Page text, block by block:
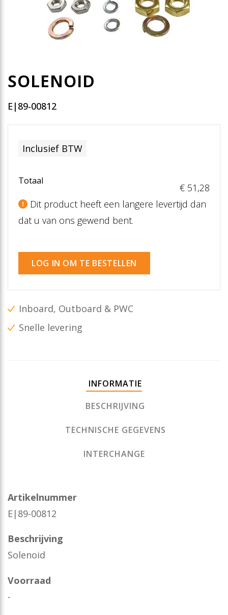
SOLENOID
E|89-00812
Inclusief BTW
Totaal
€ 51 ,28
Dit product heeft een langere levertijd dan
dat u van ons gewend bent.
LOG IN OM TE BESTELLEN
Inboard, Outboard & PWC
Snelle levering
INFORMATIE
BESCHRIJVING
TECHNISCHE GEGEVENS
INTERCHANGE
Artikelnummer
E|89-00812
Beschrijving
Solenoid
Voorraad
-